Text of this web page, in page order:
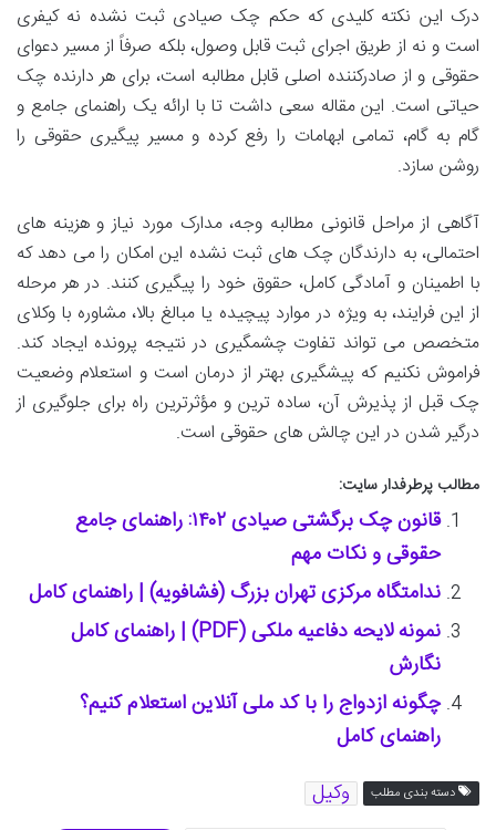
درک این نکته کلیدی که حکم چک صیادی ثبت نشده نه کیفری
است و نه از طریق اجرای ثبت قابل وصول، بلکه صرفاً از مسیر دعوای
حقوقی و از صادرکننده اصلی قابل مطالبه است، برای هر دارنده چک
حیاتی است. این مقاله سعی داشت تا با ارائه یک راهنمای جامع و
گام به گام، تمامی ابهامات را رفع کرده و مسیر پیگیری حقوقی را
روشن سازد.
آگاهی ازمراحل قانونی مطالبه وجه،مدارک مورد نیاز وهزینه های
احتمالی، به دارندگان چک های ثبت نشده این امکان را می دهد که
با اطمینان و آمادگی کامل، حقوق خود را پیگیری کنند. در هر مرحله
از این فرایند، به ویژه در موارد پیچیده یا مبالغ بالا،مشاوره با وکلای
متخصص می تواند تفاوت چشمگیری در نتیجه پرونده ایجاد کند.
فراموش نکنیم که پیشگیری بهتر از درمان است و استعلام وضعیت
چک قبل از پذیرش آن، ساده ترین و مؤثرترین راه برای جلوگیری از
درگیر شدن در این چالش های حقوقی است.
مطالب پرطرفدار سایت:
قانون چک برگشتی صیادی ۱۴۰۲: راهنمای جامع
حقوقی و نکات مهم
ندامتگاه مرکزی تهران بزرگ (فشافویه) | راهنمای کامل
نمونه لایحه دفاعیه ملکی (PDF) | راهنمای کامل
نگارش
چگونه ازدواج را با کد ملی آنلاین استعلام کنیم؟
راهنمای کامل
دسته بندی مطلب وکیل